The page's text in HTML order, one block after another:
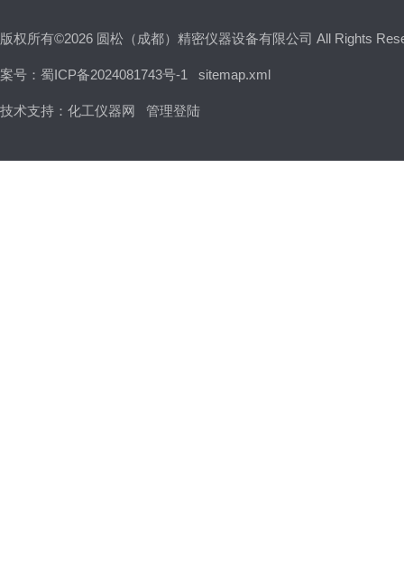
版权所有©2026 圆松（成都）精密仪器设备有限公司 All Rights
案号：蜀ICP备2024081743号-1 sitemap.xml
技术支持： 化工仪器网 管理登陆